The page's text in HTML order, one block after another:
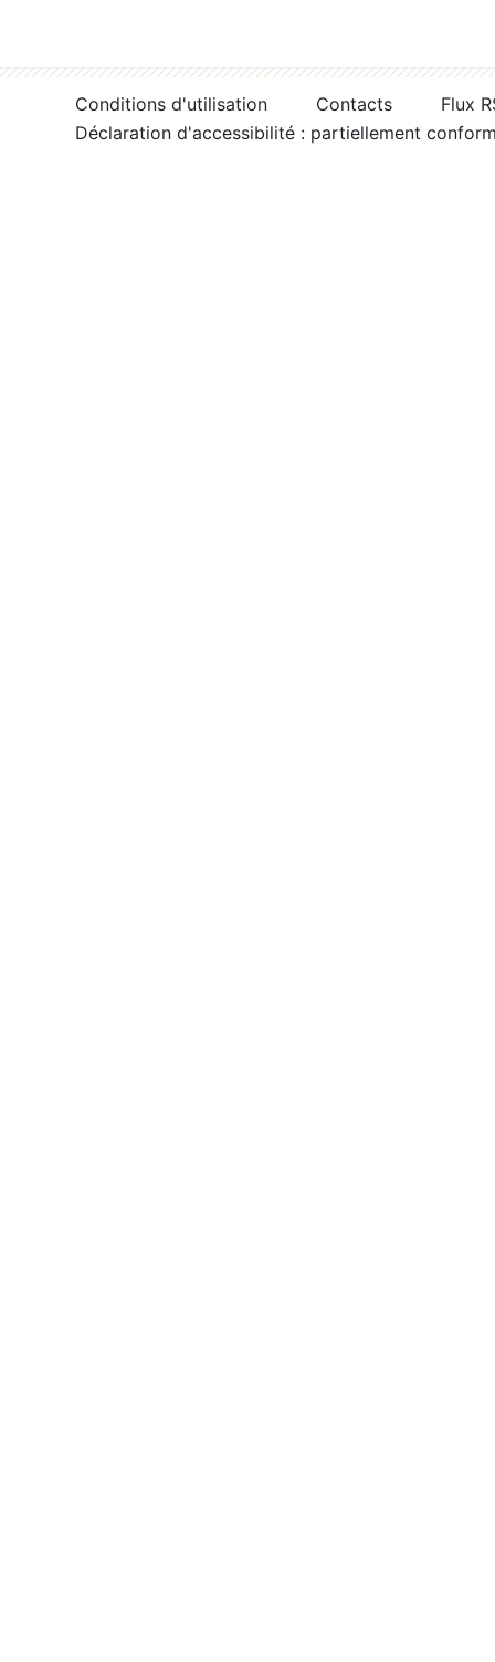
Conditions d'utilisation Contacts
Flux
Déclaration d'accessibilité : partiellement